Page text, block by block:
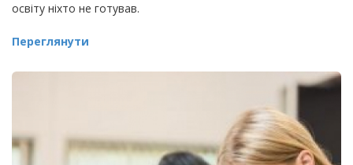
освіту ніхто не готував.
Переглянути